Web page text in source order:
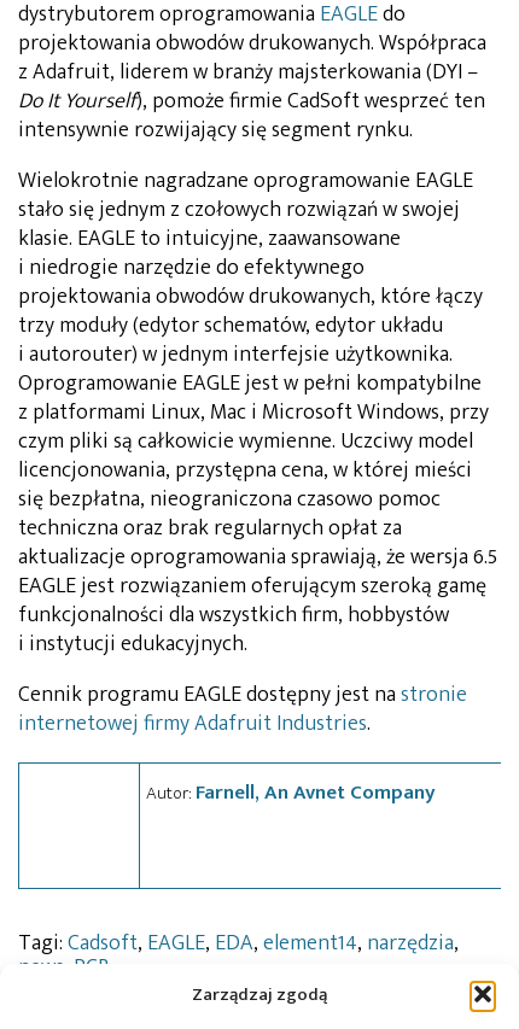
Zarządzaj zgodą
dystrybutorem oprogramowania EAGLEdo
projektowania obwodów drukowanych. Współpraca
z Adafruit, liderem w branży majsterkowania (DYI –
Do It Yourself), pomoże firmie CadSoft wesprzeć ten
intensywnie rozwijający się segment rynku.
Wielokrotnie nagradzane oprogramowanie EAGLE
stało się jednym z czołowych rozwiązań w swojej
klasie. EAGLE to intuicyjne, zaawansowane
i niedrogie narzędzie do efektywnego
projektowania obwodów drukowanych, które łączy
trzy moduły (edytor schematów, edytor układu
i autorouter) w jednym interfejsie użytkownika.
Oprogramowanie EAGLE jest w pełni kompatybilne
z platformami Linux, Mac i Microsoft Windows, przy
czym pliki są całkowicie wymienne. Uczciwy model
licencjonowania, przystępna cena, w której mieści
się bezpłatna, nieograniczona czasowo pomoc
techniczna oraz brak regularnych opłat za
aktualizacje oprogramowania sprawiają, że wersja 6.5
EAGLE jest rozwiązaniem oferującym szeroką gamę
funkcjonalności dla wszystkich firm, hobbystów
i instytucji edukacyjnych.
Cennik programu EAGLE dostępny jest nastronie
internetowej firmy Adafruit Industries.
Autor: Farnell, An Avnet Company
Tagi:Cadsoft, EAGLE, EDA,element14, narzędzia,
news PCB